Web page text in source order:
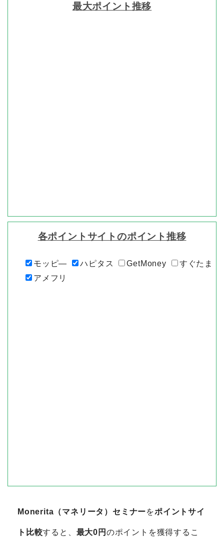
最大ポイント推移
各ポイントサイトのポイント推移
モッピ― ハピタス GetMoney
すぐたま
アメフリ
Monerita（マネリータ）セミナーをポイントサイ
ト比較すると、 最大0円 のポイントを獲得するこ